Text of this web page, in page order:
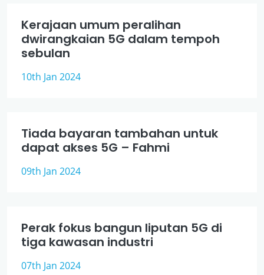
Kerajaan umum peralihan
dwirangkaian 5G dalam tempoh
sebulan
10th Jan 2024
Tiada bayaran tambahan untuk
dapat akses 5G – Fahmi
09th Jan 2024
Perak fokus bangun liputan 5G di
tiga kawasan industri
07th Jan 2024